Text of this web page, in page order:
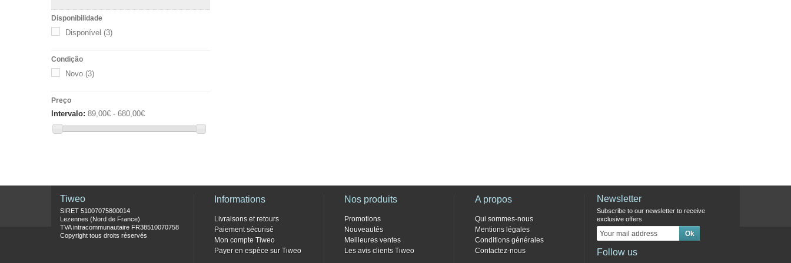
Disponibilidade
Disponível (3)
Condição
Novo (3)
Preço
Intervalo: 89,00€ - 680,00€
Tiweo
SIRET 51007075800014
Lezennes (Nord de France)
TVA intracommunautaire FR38510070758
Copyright tous droits réservés
Informations
Livraisons et retours
Paiement sécurisé
Mon compte Tiweo
Payer en espèce sur Tiweo
Nos produits
Promotions
Nouveautés
Meilleures ventes
Les avis clients Tiweo
A propos
Qui sommes-nous
Mentions légales
Conditions générales
Contactez-nous
Newsletter
Subscribe to our newsletter to receive
exclusive offers
Follow us